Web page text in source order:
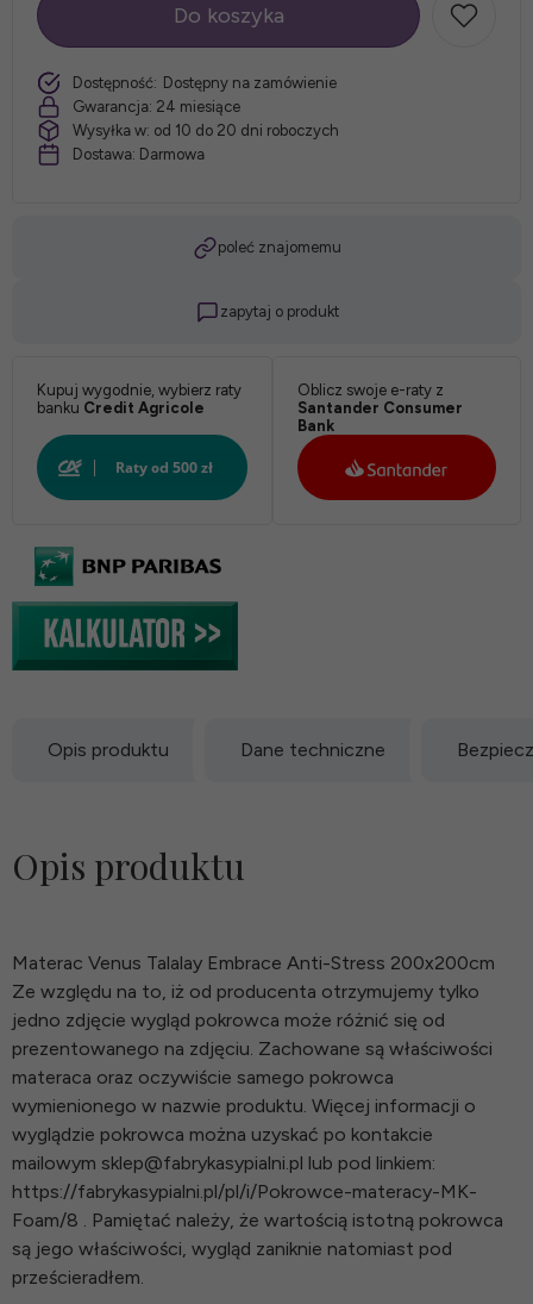
szt.
Do koszyka
Dostępność: Dostępny na zamówienie
Gwarancja: 24 miesiące
Wysyłka w: od 10 do 20 dni roboczych
Dostawa: Darmowa
poleć znajomemu
zapytaj o produkt
Kupuj wygodnie, wybierz raty
banku Credit Agricole
Oblicz swoje e-raty z
Santander Consumer
Bank
Opis produktu Dane techniczne
Opis produktu
Materac Venus Talalay Embrace Anti-Stress 200x200cm
Ze względu na to, iż od producenta otrzymujemy tylko
jedno zdjęcie wygląd pokrowca może różnić się od
prezentowanego na zdjęciu. Zachowane są właściwości
materaca oraz oczywiście samego pokrowca
wymienionego w nazwie produktu. Więcej informacji o
wyglądzie pokrowca można uzyskać po kontakcie
mailowym sklep@fabrykasypialni.pl lub pod linkiem:
https://fabrykasypialni.pl/pl/i/Pokrowce-materacy-MK-
Foam/8 . Pamiętać należy, że wartością istotną pokrowca
są jego właściwości, wygląd zaniknie natomiast pod
prześcieradłem.